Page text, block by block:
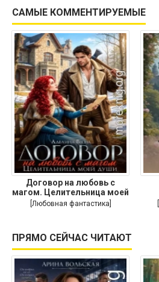
САМЫЕ КОММЕНТИРУЕМЫЕ
Договор на любовь с
магом. Целительница моей
души
[Любовная фантастика]
ПРЯМО СЕЙЧАС ЧИТАЮТ